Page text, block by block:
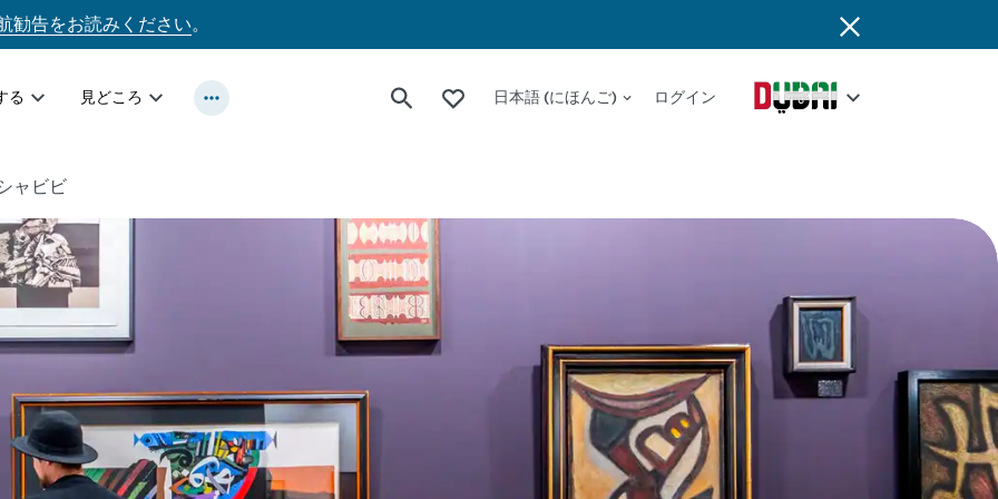
勧告をお読みください。
る 見どころ 日本語 (にほんご) ログイン
ャビビ